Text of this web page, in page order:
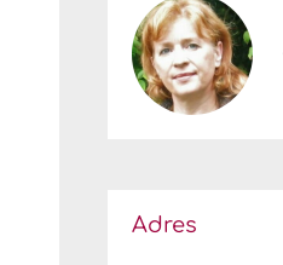
Adres